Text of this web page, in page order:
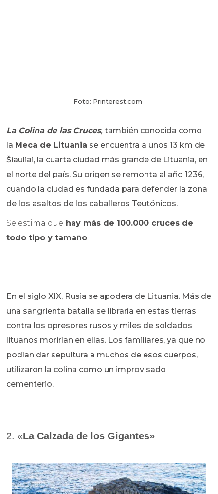
Foto: Printerest.com
La Colina de las Cruces, también conocida como
la Meca de Lituania se encuentra a unos 13 km de
Šiauliai, la cuarta ciudad más grande de Lituania, en
el norte del país. Su origen se remonta al año 1236,
cuando la ciudad es fundada para defender la zona
de los asaltos de los caballeros Teutónicos.
Se estima que hay más de 100.000 cruces de
todo tipo y tamaño.
En el siglo XIX, Rusia se apodera de Lituania. Más de
una sangrienta batalla se libraría en estas tierras
contra los opresores rusos y miles de soldados
lituanos morirían en ellas. Los familiares, ya que no
podían dar sepultura a muchos de esos cuerpos,
utilizaron la colina como un improvisado
cementerio.
2. «La Calzada de los Gigantes»